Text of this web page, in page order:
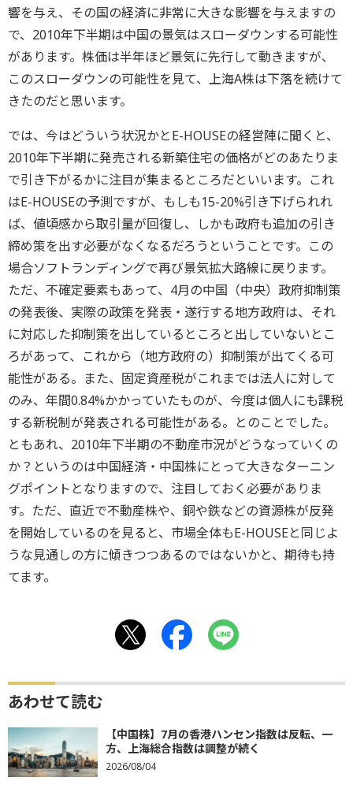
響を与え、その国の経済に非常に大きな影響を与えますの
で、2010年下半期は中国の景気はスローダウンする可能性
があります。株価は半年ほど景気に先行して動きますが、
このスローダウンの可能性を見て、上海A株は下落を続けて
きたのだと思います。
では、今はどういう状況かとE-HOUSEの経営陣に聞くと、
2010年下半期に発売される新築住宅の価格がどのあたりま
で引き下がるかに注目が集まるところだといいます。これ
はE-HOUSEの予測ですが、もしも15-20%引き下げられれ
ば、値頃感から取引量が回復し、しかも政府も追加の引き
締め策を出す必要がなくなるだろうということです。この
場合ソフトランディングで再び景気拡大路線に戻ります。
ただ、不確定要素もあって、4月の中国（中央）政府抑制策
の発表後、実際の政策を発表・遂行する地方政府は、それ
に対応した抑制策を出しているところと出していないとこ
ろがあって、これから（地方政府の）抑制策が出てくる可
能性がある。また、固定資産税がこれまでは法人に対して
のみ、年間0.84%かかっていたものが、今度は個人にも課税
する新税制が発表される可能性がある。とのことでした。
ともあれ、2010年下半期の不動産市況がどうなっていくの
か？というのは中国経済・中国株にとって大きなターニン
グポイントとなりますので、注目しておく必要がありま
す。ただ、直近で不動産株や、銅や鉄などの資源株が反発
を開始しているのを見ると、市場全体もE-HOUSEと同じよ
うな見通しの方に傾きつつあるのではないかと、期待も持
てます。
あわせて読む
【中国株】7月の香港ハンセン指数は反転、一
方、上海総合指数は調整が続く
2026/08/04